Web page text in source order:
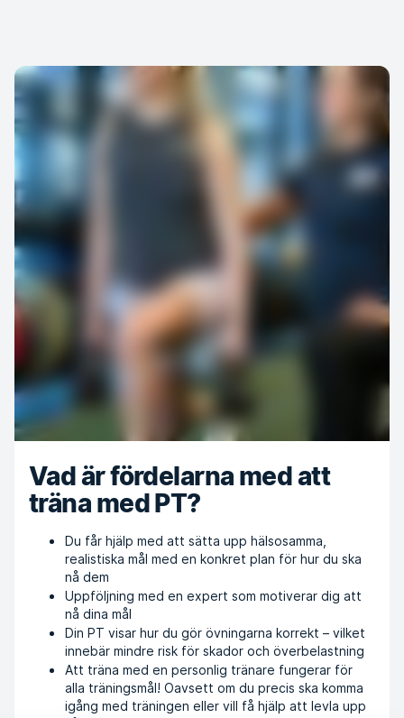
Vad är fördelarna med att
träna med PT?
Du får hjälp med att sätta upp hälsosamma,
realistiska mål med en konkret plan för hur du ska
nå dem
Uppföljning med en expert som motiverar dig att
nå dina mål
Din PT visar hur du gör övningarna korrekt – vilket
innebär mindre risk för skador och överbelastning
Att träna med en personlig tränare fungerar för
alla träningsmål! Oavsett om du precis ska komma
igång med träningen eller vill få hjälp att levla upp